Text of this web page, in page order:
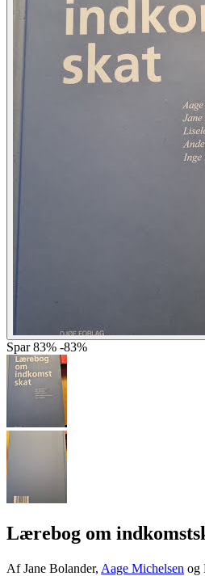
Spar 83% -83%
Lærebog om
AfJane Bolander, Aage Michelsen og